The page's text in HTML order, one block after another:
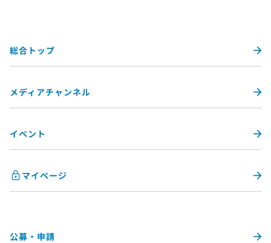
総合トップ
メディアチャンネル
イベント
マイページ
公募・申請